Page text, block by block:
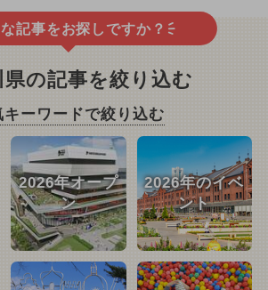
記事をお探しですか？
県の記事を絞り込む
キーワードで絞り込む
2026年オープ
ン
2026年のイベ
ント